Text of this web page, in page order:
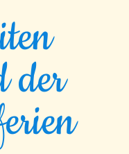
zur
der